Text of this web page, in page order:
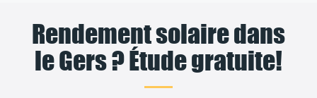
Rendement solaire dans
le Gers ? Étude gratuite!